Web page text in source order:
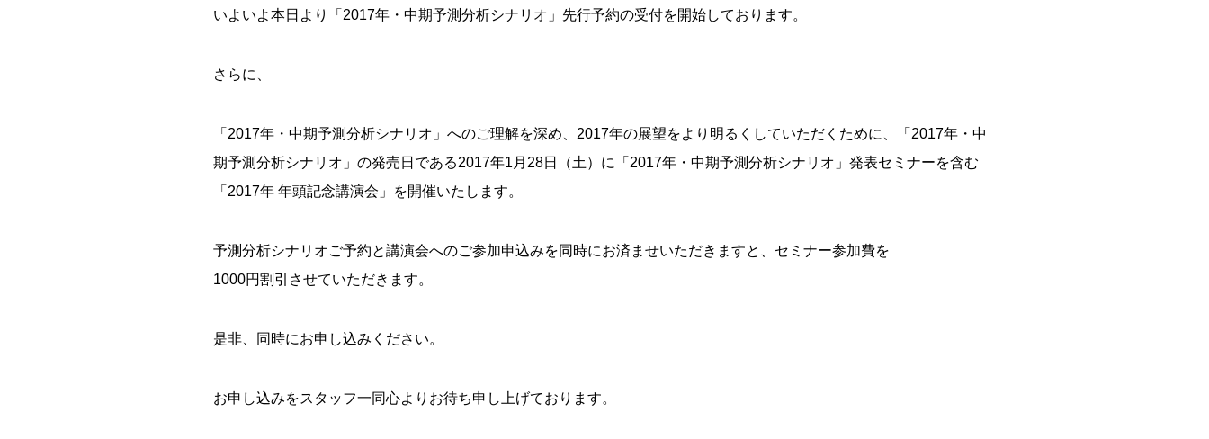
いよいよ本日より「2017年・中期予測分析シナリオ」先行予約の受付を開始しております。
さらに、
「2017年・中期予測分析シナリオ」へのご理解を深め、2017年の展望をより明るくしていただくために、「2017年・中
期予測分析シナリオ」の発売日である2017年1月28日（土）に「2017年・中期予測分析シナリオ」発表セミナーを含む
「2017年 年頭記念講演会」を開催いたします。
予測分析シナリオご予約と講演会へのご参加申込みを同時にお済ませいただきますと、セミナー参加費を
1000円割引させていただきます。
是非、同時にお申し込みください。
お申し込みをスタッフ一同心よりお待ち申し上げております。